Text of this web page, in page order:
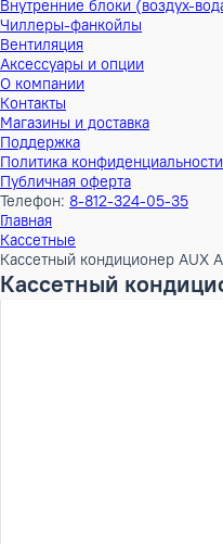
Внутренние блоки (воздух-
Наружные блоки (воздух-
Внутренние блоки (воздух-
Чиллеры-фанкойлы
Вентиляция
Аксессуары и опции
О компании
Контакты
Магазины и доставка
Поддержка
Политика
Публичная оферта
Телефон:8-812-324-05-35